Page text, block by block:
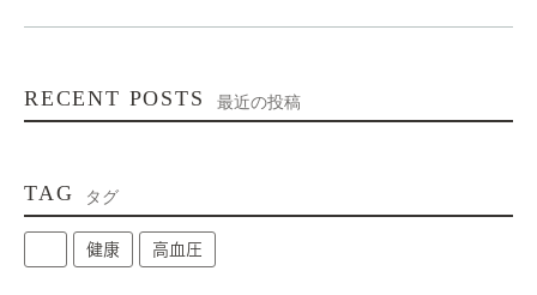
RECENT POSTS 最近の投稿
TAG タグ
健康 高血圧